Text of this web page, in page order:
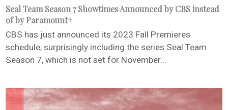
Seal Team Season 7 Showtimes Announced by CBS instead
of by Paramount+
CBS has just announced its 2023 Fall Premieres
schedule, surprisingly including the series Seal Team
Season 7, which is not set for November...